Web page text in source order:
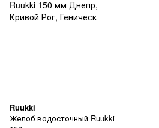
Ruukki
Желоб водосточный Ruukki